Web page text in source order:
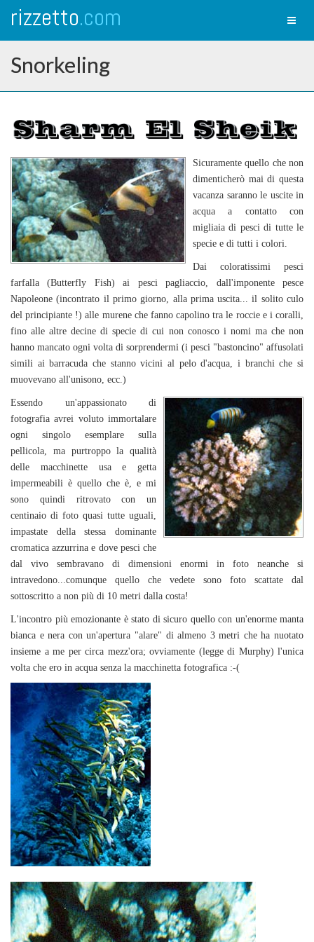
rizzetto.com
Snorkeling
Sicuramente quello che non
dimenticherò mai di questa
vacanza saranno le uscite in
acqua a contatto con
migliaia di pesci di tutte le
specie e di tutti i colori.
Dai coloratissimi pesci
farfalla (Butterfly Fish) ai pesci pagliaccio, dall'imponente pesce
Napoleone (incontrato il primo giorno, alla prima uscita... il solito culo
del principiante !) alle murene che fanno capolino tra le roccie e i coralli,
fino alle altre decine di specie di cui non conosco i nomi ma che non
hanno mancato ogni volta di sorprendermi (i pesci "bastoncino" affusolati
simili ai barracuda che stanno vicini al pelo d'acqua, i branchi che si
muovevano all'unisono, ecc.)
Essendo un'appassionato di
fotografia avrei voluto immortalare
ogni singolo esemplare sulla
pellicola, ma purtroppo la qualità
delle macchinette usa e getta
impermeabili è quello che è, e mi
sono quindi ritrovato con un
centinaio di foto quasi tutte uguali,
impastate della stessa dominante
cromatica azzurrina e dove pesci che
dal vivo sembravano di dimensioni enormi in foto neanche si
intravedono...comunque quello che vedete sono foto scattate dal
sottoscritto a non più di 10 metri dalla costa!
L'incontro più emozionante è stato di sicuro quello con un'enorme manta
bianca e nera con un'apertura "alare" di almeno 3 metri che ha nuotato
insieme a me per circa mezz'ora; ovviamente (legge di Murphy) l'unica
volta che ero in acqua senza la macchinetta fotografica :-(